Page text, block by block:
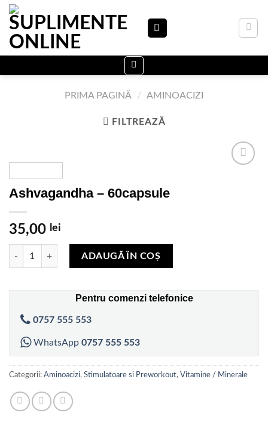
Skip
content
PRIMA PAGINĂ / AMINOACIZI
FILTREAZĂ
Ashvagandha – 60capsule
35,00 lei
Cantitate Ashvagandha - 60capsule
ADAUGĂ ÎN COȘ
Pentru comenzi telefonice
0757 555 553
WhatsApp 0757 555 553
Categorii: Aminoacizi, Stimulatoare si Preworkout, Vitamine / Minerale